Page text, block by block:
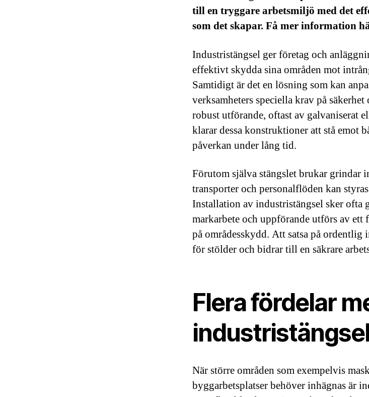
till en tryggare arbetsmiljö med det
som det skapar. Få mer information
Industristängsel ger företag och
effektivt skydda sina områden mot
Samtidigt är det en lösning som kan
verksamheters speciella krav på
robust utförande, oftast av galvaniserat
klarar dessa konstruktioner att stå emot
påverkan under lång tid.
Förutom själva stängslet brukar grindar
transporter och personalflöden kan
Installation av industristängsel sker ofta
markarbete och uppförande utförs av ett
på områdesskydd. Att satsa på ordentlig
för stölder och bidrar till en säkrare
Flera fördelar
När större områden som exempelvis
byggarbetsplatser behöver inhägnas är